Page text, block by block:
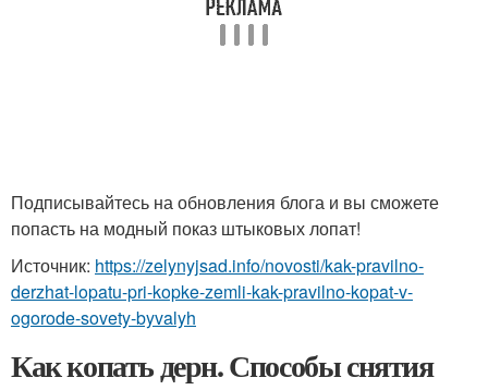
Подписывайтесь на обновления блога и вы сможете
попасть на модный показ штыковых лопат!
Источник: https://zelynyjsad.info/novosti/kak-pravilno-
derzhat-lopatu-pri-kopke-zemli-kak-pravilno-kopat-v-
ogorode-sovety-byvalyh
Как копать дерн. Способы снятия